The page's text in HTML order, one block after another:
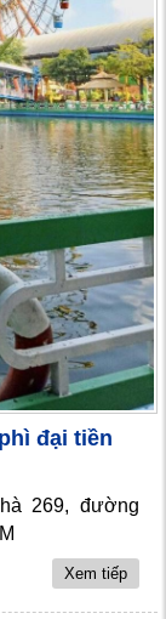
đại tiền
269, đường
Xem tiếp